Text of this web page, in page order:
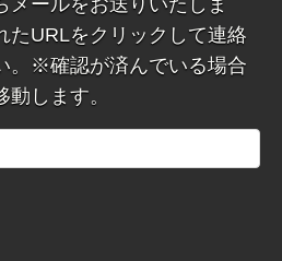
たURLをクリックして連絡
。※確認が済んでいる場合
します。